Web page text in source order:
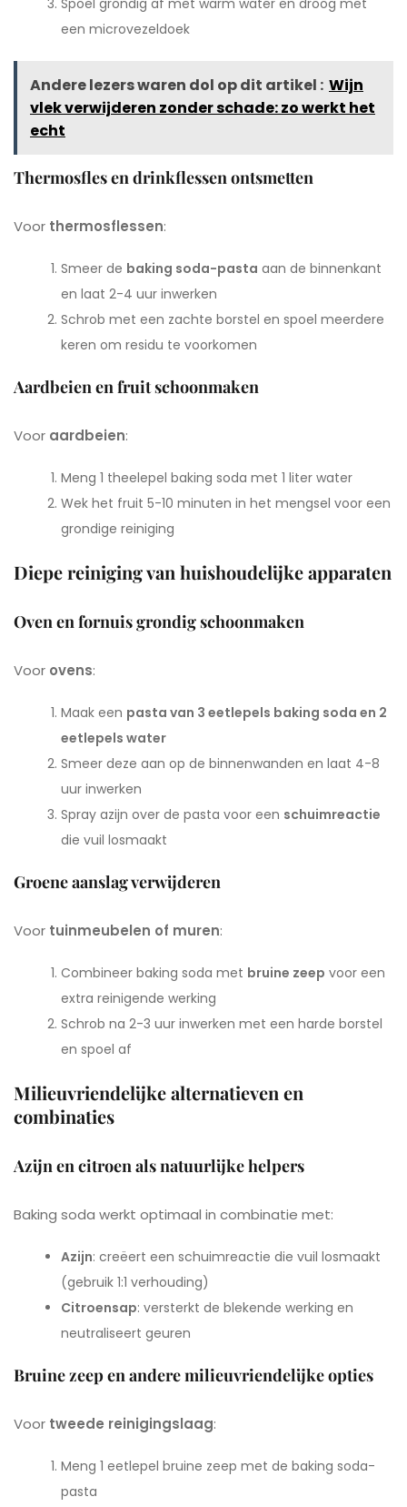
Spoel grondig af met warm water en droog met
een microvezeldoek
Andere lezers waren dol op dit artikel : Wijn
vlek verwijderen zonder schade: zo werkt het
echt
Thermosfles en drinkflessen ontsmetten
Voor thermosflessen:
Smeer de baking soda-pasta aan de binnenkant
en laat 2-4 uur inwerken
Schrob met een zachte borstel en spoel meerdere
keren om residu te voorkomen
Aardbeien en fruit schoonmaken
Voor aardbeien:
Meng 1 theelepel baking soda met 1 liter water
Wek het fruit 5-10 minuten in het mengsel voor een
grondige reiniging
Diepe reiniging van huishoudelijke apparaten
Oven en fornuis grondig schoonmaken
Voor ovens:
Maak een pasta van 3 eetlepels baking soda en 2
eetlepels water
Smeer deze aan op de binnenwanden en laat 4-8
uur inwerken
Spray azijn over de pasta voor een schuimreactie
die vuil losmaakt
Groene aanslag verwijderen
Voor tuinmeubelen of muren:
Combineer baking soda met bruine zeep voor een
extra reinigende werking
Schrob na 2-3 uur inwerken met een harde borstel
en spoel af
Milieuvriendelijke alternatieven en
combinaties
Azijn en citroen als natuurlijke helpers
Baking soda werkt optimaal in combinatie met:
Azijn: creëert een schuimreactie die vuil losmaakt
(gebruik 1:1 verhouding)
Citroensap: versterkt de blekende werking en
neutraliseert geuren
Bruine zeep en andere milieuvriendelijke opties
Voor tweede reinigingslaag:
Meng 1 eetlepel bruine zeep met de baking soda-
pasta